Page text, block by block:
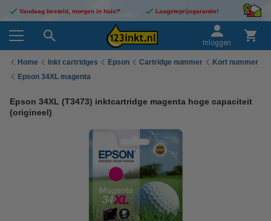
Vandaag besteld, morgen in huis!* Laagsteprijsgarantie!
Inloggen
Home Inkt cartridges Epson Cartridge nummer
Kort nummer
Epson 34XL magenta
Epson 34XL (T3473) inktcartridge magenta hoge capaciteit
(origineel)